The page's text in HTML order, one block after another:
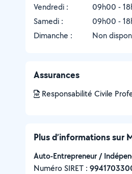
Vendredi :
09h00 -
Samedi :
09h00 -
Dimanche :
Non
Assurances
Responsabilité Civile
Plus d’informations sur
Auto-Entrepreneur /
Numéro SIRET :